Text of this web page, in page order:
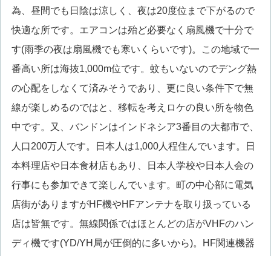
為、昼間でも日陰は涼しく、夜は20度位まで下がるので
快適な所です。エアコンは殆ど必要なく扇風機で十分で
す(雨季の夜は扇風機でも寒いくらいです)。この地域で一
番高い所は海抜1,000m位です。蚊もいないのでデング熱
の心配をしなくて済みそうであり、更に良い条件下で無
線が楽しめるのではと、移転を考えロケの良い所を物色
中です。又、バンドンはインドネシア3番目の大都市で、
人口200万人です。日本人は1,000人程住んでいます。日
本料理店や日本食材店もあり、日本人学校や日本人会の
行事にも参加できて楽しんでいます。町の中心部に電気
店街がありますがHF機やHFアンテナを取り扱っている
店は皆無です。無線関係ではほとんどの店がVHFのハン
ディ機です(YD/YH局が圧倒的に多いから)。HF関連機器